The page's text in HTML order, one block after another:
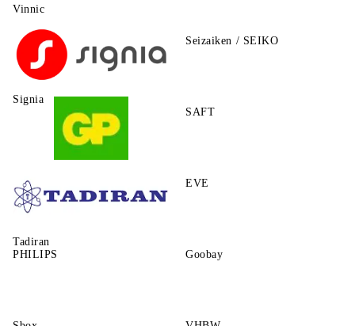
Vinnic
Signia
Seizaiken / SEIKO
SAFT
Tadiran
EVE
PHILIPS Goobay